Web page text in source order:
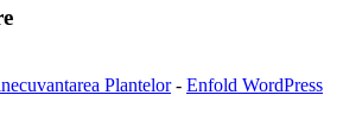
Plantelor- Enfold WordPress